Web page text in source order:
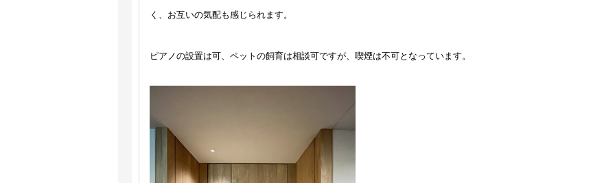
く、お互いの気配も感じられます。
ピアノの設置は可、ペットの飼育は相談可ですが、喫煙は不可となっています。